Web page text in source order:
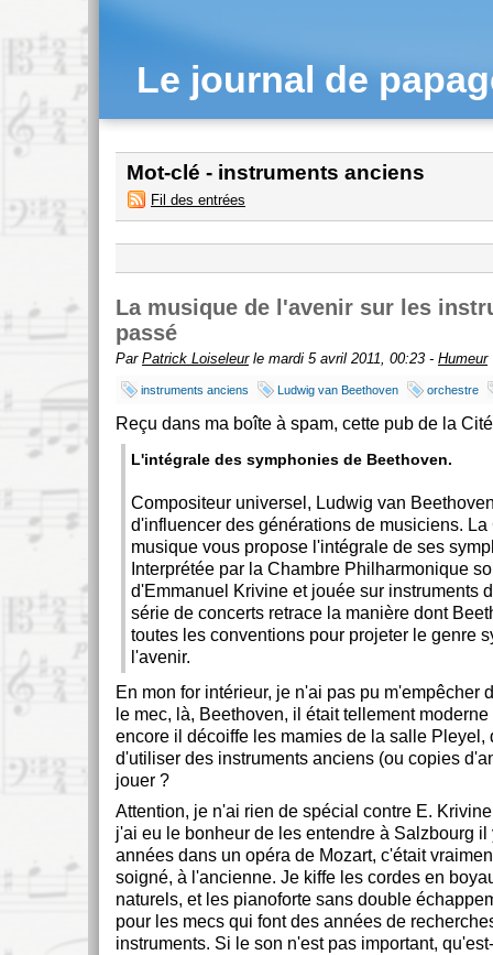
Le journal de
Mot-clé - instruments anciens
Fil des entrées
La musique de l'avenir sur les
passé
Par Patrick Loiseleurle mardi 5 avril 2011, 00:23 - Humeur
instruments anciens Ludwig van Beethoven orchestre
Reçu dans ma boîte à spam, cette pub de la
L'intégrale des symphonies de Beethoven.
Compositeur universel, Ludwig van
d'influencer des générations de musiciens. La
musique vous propose l'intégrale de ses
Interprétée par la Chambre Philharmonique
d'Emmanuel Krivine et jouée sur instruments
série de concerts retrace la manière dont
toutes les conventions pour projeter le genre
l'avenir.
En mon for intérieur, je n'ai pas pu m'empêcher
le mec, là, Beethoven, il était tellement
encore il décoiffe les mamies de la salle Pleyel,
d'utiliser des instruments anciens (ou copies
jouer ?
Attention, je n'ai rien de spécial contre E.
j'ai eu le bonheur de les entendre à Salzbourg il
années dans un opéra de Mozart, c'était
soigné, à l'ancienne. Je kiffe les cordes en
naturels, et les pianoforte sans double
pour les mecs qui font des années de
instruments. Si le son n'est pas important,